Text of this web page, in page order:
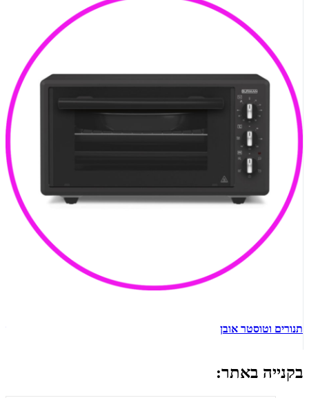
תנורים וטוסטר אובן
בקנייה באתר: